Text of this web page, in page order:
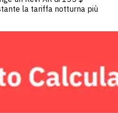
la tariffa notturna più